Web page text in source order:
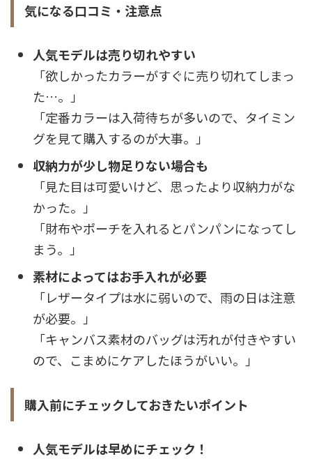
気になる口コミ・注意点
人気モデルは売り切れやすい
「欲しかったカラーがすぐに売り切れてしまっ
た…。」
「定番カラーは入荷待ちが多いので、タイミン
グを見て購入するのが大事。」
収納力が少し物足りない場合も
「見た目は可愛いけど、思ったより収納力がな
かった。」
「財布やポーチを入れるとパンパンになってし
まう。」
素材によってはお手入れが必要
「レザータイプは水に弱いので、雨の日は注意
が必要。」
「キャンバス素材のバッグは汚れが付きやすい
ので、こまめにケアしたほうがいい。」
購入前にチェックしておきたいポイント
人気モデルは早めにチェック！